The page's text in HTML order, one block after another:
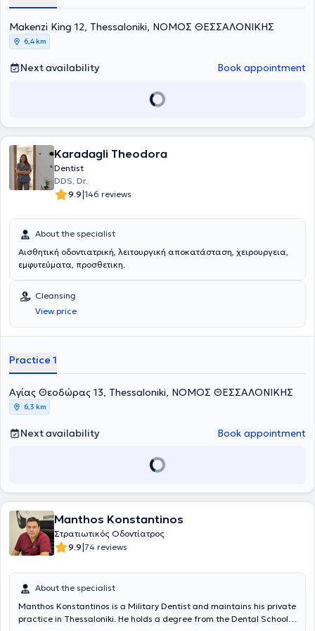
Μακένζι Κινγκ 12, στο κέντρο Θεσσαλονίκης, στον 1ο όροφο.
Μakenzi King 12, Thessaloniki, ΝΟΜΟΣ ΘΕΣΣΑΛΟΝΙΚΗΣ
6,4 km
Next availability Book appointment
Karadagli Theodora
Dentist
DDS, Dr.
9.9|146 reviews
About the specialist
Αισθητική οδοντιατρική, λειτουργική αποκατάσταση, χειρουργεια,
εμφυτεύματα, προσθετικη.
Cleansing
View price
Practice 1
Aγίας Θεοδώρας 13, Thessaloniki, ΝΟΜΟΣ ΘΕΣΣΑΛΟΝΙΚΗΣ
6,3 km
Next availability Book appointment
Manthos Konstantinos
Στρατιωτικός Οδοντίατρος
9.9|74 reviews
About the specialist
Manthos Konstantinos is a Military Dentist and maintains his private
practice in Thessaloniki. He holds a degree from the Dental School